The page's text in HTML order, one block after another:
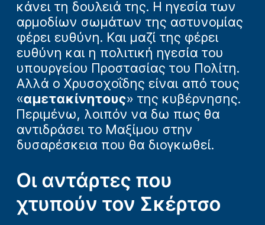
κάνει τη δουλειά της. Η ηγεσία των
αρμοδίων σωμάτων της αστυνομίας
φέρει ευθύνη. Και μαζί της φέρει
ευθύνη και η πολιτική ηγεσία του
υπουργείου Προστασίας του Πολίτη.
Αλλά ο Χρυσοχοΐδης είναι από τους
«αμετακίνητους» της κυβέρνησης.
Περιμένω, λοιπόν να δω πως θα
αντιδράσει το Μαξίμου στην
δυσαρέσκεια που θα διογκωθεί.
Οι αντάρτες που
χτυπούν τον Σκέρτσο